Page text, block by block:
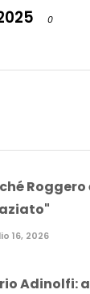
0
16, 2026
Adinolfi: